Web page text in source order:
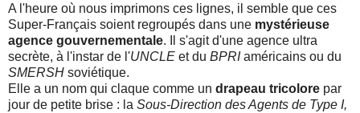
A l'heure où nous imprimons ces lignes, il semble que ces
Super-Français soient regroupés dans une mystérieuse
agence gouvernementale. Il s'agit d'une agence ultra
secrète, à l'instar de l'UNCLE et du BPRIaméricains ou du
SMERSH soviétique.
Elle a un nom qui claque comme un drapeau tricolore par
jour de petite brise : la Sous-Direction des Agents de Type I,